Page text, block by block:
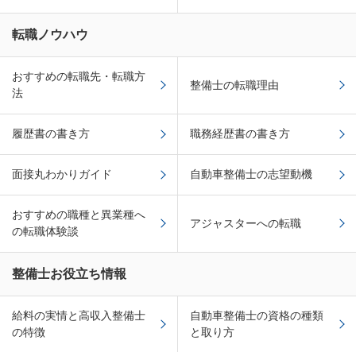
転職ノウハウ
おすすめの転職先・転職方
法
整備士の転職理由
履歴書の書き方 職務経歴書の書き方
面接丸わかりガイド 自動車整備士の志望動機
おすすめの職種と異業種へ
の転職体験談
アジャスターへの転職
整備士お役立ち情報
給料の実情と高収入整備士
の特徴
自動車整備士の資格の種類
と取り方